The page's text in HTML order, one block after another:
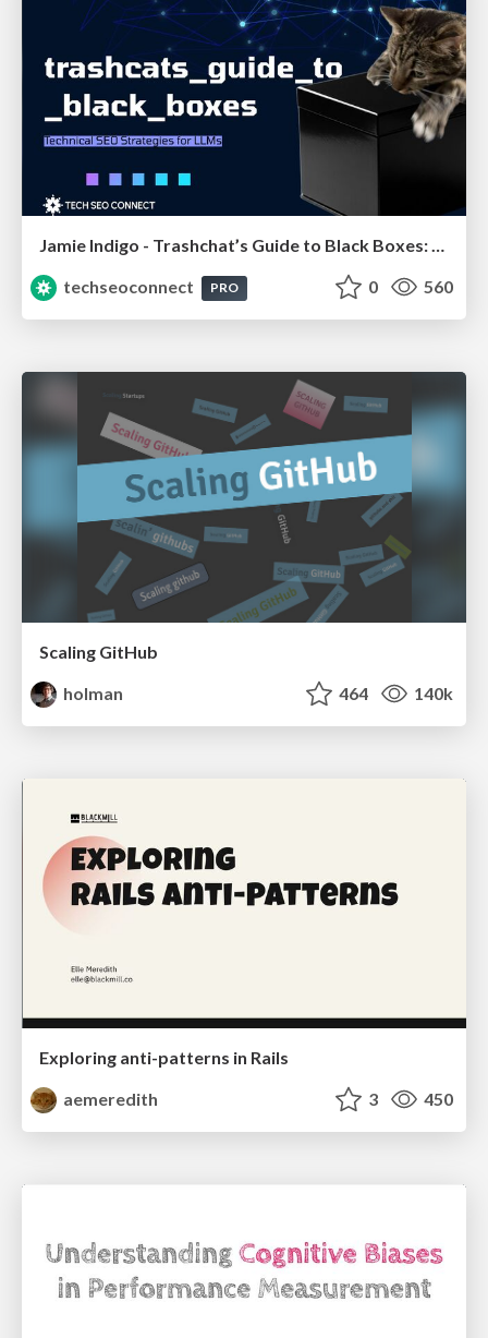
Jamie Indigo - Trashchat’s Guide to Black Boxes: Technical SEO Tactics for LLMs
techseoconnect
PRO 0 560
Scaling GitHub
holman
464 140k
Exploring anti-patterns in Rails
aemeredith
3 450